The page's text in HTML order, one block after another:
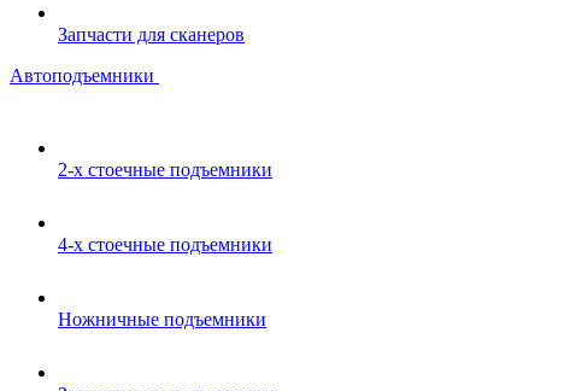
Запчасти для сканеров
Автоподъемники
2-х стоечные подъемники
4-х стоечные подъемники
Ножничные подъемники